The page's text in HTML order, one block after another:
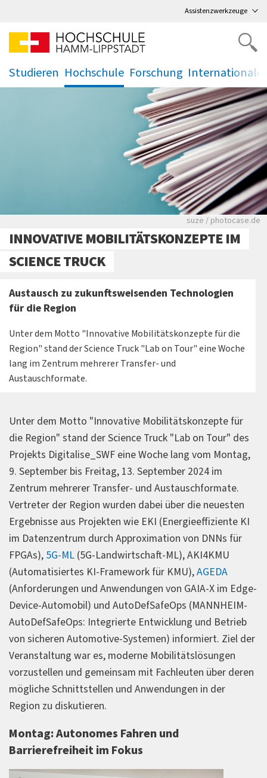
Assistenzwerkzeuge
Studieren
.
Hochschule
.
Forschung
. .
Viele Zeitungen.
suze / photocase.de
INNOVATIVE MOBILITÄTSKONZEPTE IM
SCIENCE TRUCK
Austausch zu zukunftsweisenden Technologien
für die Region
Unter dem Motto "Innovative Mobilitätskonzepte für die
Region" stand der Science Truck "Lab on Tour" eine Woche
lang im Zentrum mehrerer Transfer- und
Austauschformate.
Unter dem Motto "Innovative Mobilitätskonzepte für
die Region" stand der Science Truck "Lab on Tour" des
Projekts Digitalise_SWF eine Woche lang vom Montag,
9. September bis Freitag, 13. September 2024 im
Zentrum mehrerer Transfer- und Austauschformate.
Vertreter der Region wurden dabei über die neuesten
Ergebnisse aus Projekten wie EKI (Energieeffiziente KI
im Datenzentrum durch Approximation von DNNs für
FPGAs), 5G-ML (5G-Landwirtschaft-ML), AKI4KMU
(Automatisiertes KI-Framework für KMU),AGEDA
(Anforderungen und Anwendungen von GAIA-X im Edge-
Device-Automobil) und AutoDefSafeOps (MANNHEIM-
AutoDefSafeOps: Integrierte Entwicklung und Betrieb
von sicheren Automotive-Systemen) informiert. Ziel der
Veranstaltung war es, moderne Mobilitätslösungen
vorzustellen und gemeinsam mit Fachleuten über deren
mögliche Schnittstellen und Anwendungen in der
Region zu diskutieren.
Montag: Autonomes Fahren und
Barrierefreiheit im Fokus